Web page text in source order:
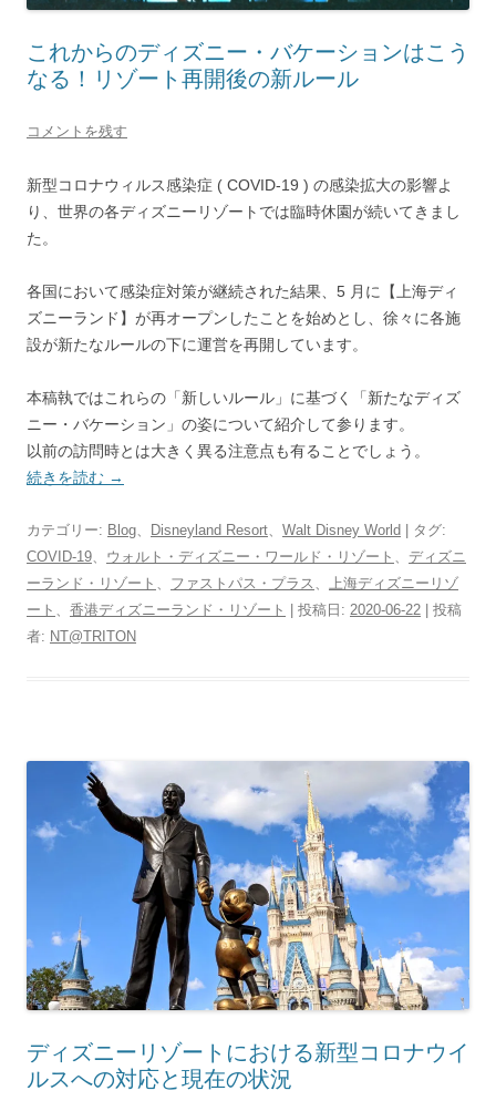
これからのディズニー・バケーションはこう
なる！リゾート再開後の新ルール
コメントを残す
新型コロナウィルス感染症 ( COVID-19 ) の感染拡大の影響よ
り、世界の各ディズニーリゾートでは臨時休園が続いてきまし
た。
各国において感染症対策が継続された結果、5 月に【上海ディ
ズニーランド】が再オープンしたことを始めとし、徐々に各施
設が新たなルールの下に運営を再開しています。
本稿執ではこれらの「新しいルール」に基づく「新たなディズ
ニー・バケーション」の姿について紹介して参ります。
以前の訪問時とは大きく異る注意点も有ることでしょう。
続きを読む →
カテゴリー: Blog、 Disneyland Resort、 Walt Disney World | タグ:
COVID-19、 ウォルト・ディズニー・ワールド・リゾート 、 ディズニ
ーランド・リゾート 、 ファストパス・プラス 、 上海ディズニーリゾ
ート 、 香港ディズニーランド・リゾート | 投稿日: 2020-06-22
投稿
者: NT@TRITON
ディズニーリゾートにおける新型コロナウイ
ルスへの対応と現在の状況